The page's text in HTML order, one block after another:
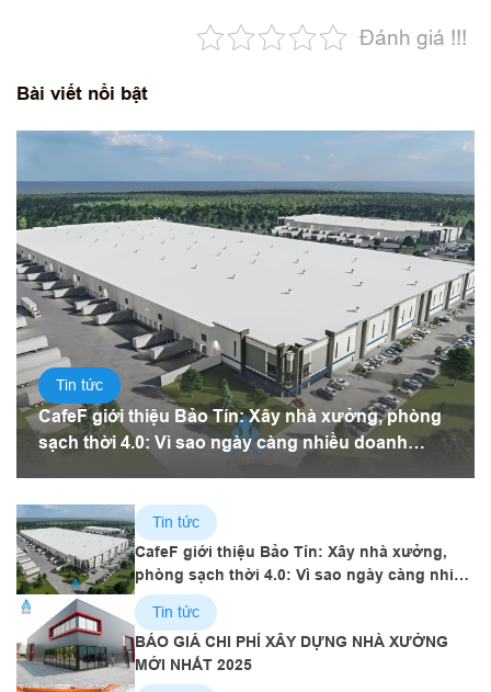
Đánh giá !!!
Bài viết nổi bật
Tin tức
CafeF giới thiệu Bảo Tín: Xây nhà xưởng, phòng
sạch thời 4.0: Vì sao ngày càng nhiều doanh
Tin tức
CafeF giới thiệu Bảo Tín: Xây nhà xưởng,
phòng sạch thời 4.0: Vì sao ngày càng nhiều
doanh nghiệp chọn tấm panel?
Tin tức
BÁO GIÁ CHI PHÍ XÂY DỰNG NHÀ XƯỞNG
MỚI NHẤT 2025